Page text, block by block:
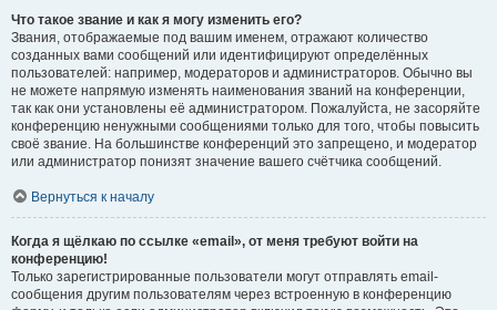
Что такое звание и как я могу изменить его?
Звания, отображаемые под вашим именем, отражают количество
созданных вами сообщений или идентифицируют определённых
пользователей: например, модераторов и администраторов. Обычно вы
не можете напрямую изменять наименования званий на конференции,
так как они установлены её администратором. Пожалуйста, не засоряйте
конференцию ненужными сообщениями только для того, чтобы повысить
своё звание. На большинстве конференций это запрещено, и модератор
или администратор понизят значение вашего счётчика сообщений.
Вернуться к началу
Когда я щёлкаю по ссылке «email», от меня требуют войти на
конференцию!
Только зарегистрированные пользователи могут отправлять email-
сообщения другим пользователям через встроенную в конференцию